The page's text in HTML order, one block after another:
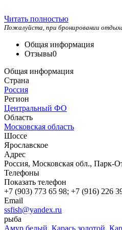
Читать полностью
Пожалуйста, при бронировании
Общая информация
Отзывы0
Общая информация
Страна
Россия
Регион
Центральный ФО
Область
Московская область
Шоссе
Ярославское
Адрес
Россия, Московская обл., Парк-
Телефоны
Показать телефон
+7 (903) 773 65 98; +7 (916) 226
Email
ssfish@yandex.ru
рыба
Амур белый, Карась золотой,